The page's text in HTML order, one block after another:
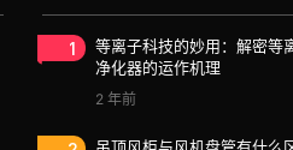
1
等离子科技的妙用：解密等
净化器的运作机理
2 年前
吊顶风柜与风机盘管有什么